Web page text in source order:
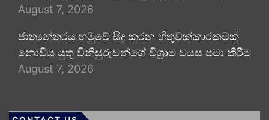
August 7, 2026
ජාත්‍යන්තරය හමුවේ සිදු කරන හිතුවක්කාරකමක්
නොවිය යුතු විනිසුරුවන්ගේ විශ්‍රාම වයස පමා කිරීම
August 7, 2026